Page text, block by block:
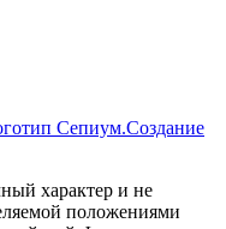
Создание
характер и не
положениями